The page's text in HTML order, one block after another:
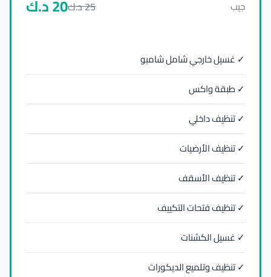
جيب 25د.ك20د.ك
✓ غسيل خارجي شامل شامبو
✓ طبقة واكس
✓ تنظيف داخلي
✓ تنظيف الأرضيات
✓ تنظيف الأسقف
✓ تنظيف فتحات التكييف
✓ غسيل الكشنات
✓ تنظيف وتلميع الديكورات